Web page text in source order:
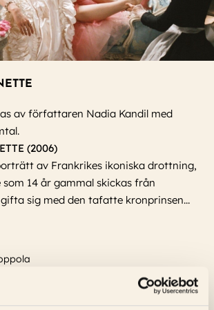
av författaren Nadia Kandil med
(2006)
av Frankrikes ikoniska drottning,
14 år gammal skickas från
sig med den tafatte kronprinsen...